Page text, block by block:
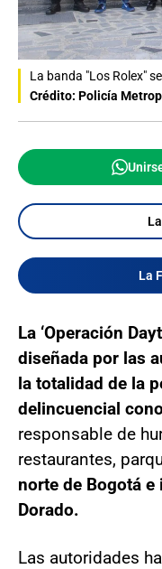
La banda "Los Rolex"
Crédito: Policía
La
La ‘Operación
diseñada por las
la totalidad de la
delincuencial
responsable de
restaurantes,
norte de Bogotá
Dorado.
Las autoridades